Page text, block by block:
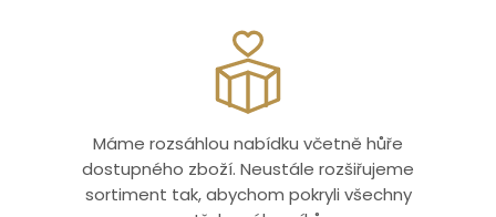
Máme rozsáhlou nabídku včetně hůře
dostupného zboží. Neustále rozšiřujeme
sortiment tak, abychom pokryli všechny